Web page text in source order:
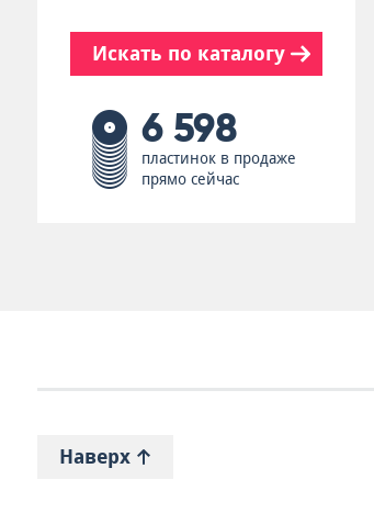
Искать по каталогу
6 598
пластинок в продаже
прямо сейчас
Наверх